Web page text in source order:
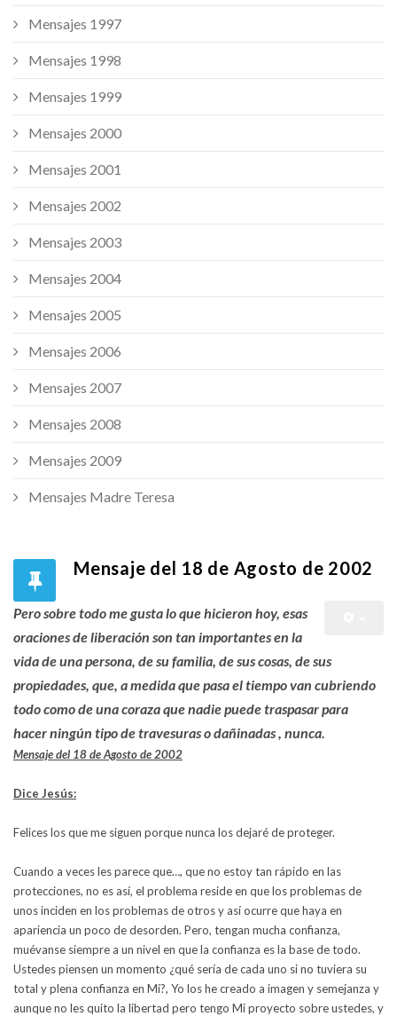
Mensajes 1997
Mensajes 1998
Mensajes 1999
Mensajes 2000
Mensajes 2001
Mensajes 2002
Mensajes 2003
Mensajes 2004
Mensajes 2005
Mensajes 2006
Mensajes 2007
Mensajes 2008
Mensajes 2009
Mensajes Madre Teresa
Mensaje del 18 de Agosto de 2002
Pero sobre todo me gusta lo que hicieron hoy, esas
oraciones de liberación son tan importantes en la
vida de una persona, de su familia, de sus cosas, de sus
propiedades, que, a medida que pasa el tiempo van cubriendo
todo como de una coraza que nadie puede traspasar para
hacer ningún tipo de travesuras o dañinadas , nunca.
Mensaje del 18 de Agosto de 2002
Dice Jesús:
Felices los que me siguen porque nunca los dejaré de proteger.
Cuando a veces les parece que…, que no estoy tan rápido en las
protecciones, no es así, el problema reside en que los problemas de
unos inciden en los problemas de otros y así ocurre que haya en
apariencia un poco de desorden. Pero, tengan mucha confianza,
muévanse siempre a un nivel en que la confianza es la base de todo.
Ustedes piensen un momento ¿qué sería de cada uno si no tuviera su
total y plena confianza en Mi?, Yo los he creado a imagen y semejanza y
aunque no les quito la libertad pero tengo Mi proyecto sobre ustedes, y